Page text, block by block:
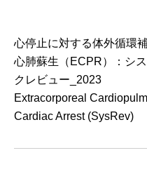
心停止に対する体外循環
心肺蘇生（ECPR）：シ
クレビュー_2023
Extracorporeal
Cardiac Arrest (SysRev)